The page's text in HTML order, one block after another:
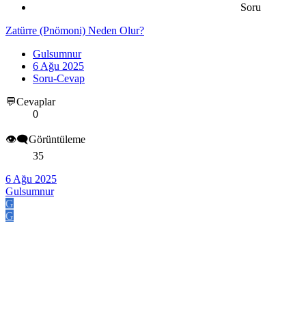
Soru
Zatürre (Pnömoni) Neden Olur?
Gulsumnur
6 Ağu 2025
Soru-Cevap
💬Cevaplar
0
👁️‍🗨️Görüntüleme
35
6 Ağu 2025
Gulsumnur
G
G